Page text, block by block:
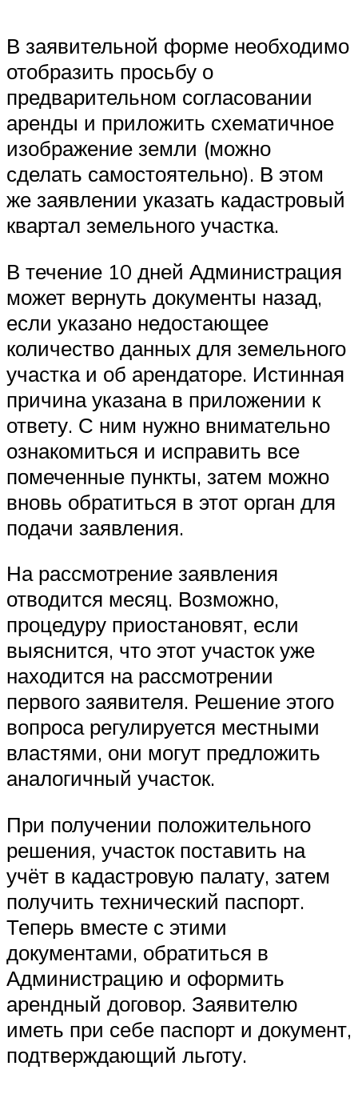
В заявительной форме необходимо
отобразить просьбу о
предварительном согласовании
аренды и приложить схематичное
изображение земли (можно
сделать самостоятельно). В этом
же заявлении указать кадастровый
квартал земельного участка.
В течение 10 дней Администрация
может вернуть документы назад,
если указано недостающее
количество данных для земельного
участка и об арендаторе. Истинная
причина указана в приложении к
ответу. С ним нужно внимательно
ознакомиться и исправить все
помеченные пункты, затем можно
вновь обратиться в этот орган для
подачи заявления.
На рассмотрение заявления
отводится месяц. Возможно,
процедуру приостановят, если
выяснится, что этот участок уже
находится на рассмотрении
первого заявителя. Решение этого
вопроса регулируется местными
властями, они могут предложить
аналогичный участок.
При получении положительного
решения, участок поставить на
учёт в кадастровую палату, затем
получить технический паспорт.
Теперь вместе с этими
документами, обратиться в
Администрацию и оформить
арендный договор. Заявителю
иметь при себе паспорт и документ,
подтверждающий льготу.